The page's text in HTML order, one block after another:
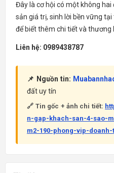
Đây là cơ hội có một không
sản giá trị, sinh lời bền vững
để biết thêm chi tiết và thương
Liên hệ: 0989438787
📌 Nguồn tin:
đất uy tín
🔗 Tin gốc + ảnh chi tiết:
n-gap-khach-san-4-sao-
m2-190-phong-vip-doanh-